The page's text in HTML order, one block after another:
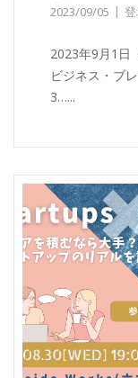
2023/09/05 登
2023年9月1日
ビジネス・ブ
3…...